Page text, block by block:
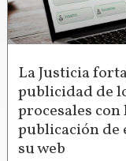
La Justicia
publicidad de
procesales con
publicación de
su web